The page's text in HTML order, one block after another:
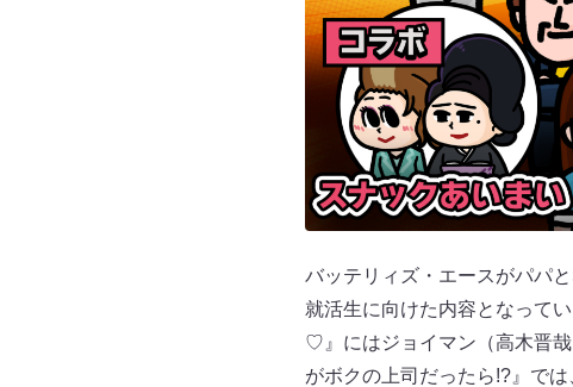
バッテリィズ・エースがパパ
就活生に向けた内容となって
♡』にはジョイマン（高木晋
がボクの上司だったら!?』で